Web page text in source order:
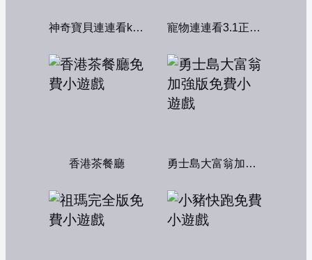
神奇寶貝連連看kawai版2004 寵物連連看3.1正式版
香港茶餐廳 勇士島大富翁加強版